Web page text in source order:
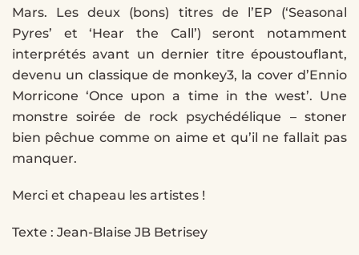
Mars. Les deux (bons) titres de l’EP (‘Seasonal
Pyres’ et ‘Hear the Call’) seront notamment
interprétés avant un dernier titre époustouflant,
devenu un classique de monkey3, la cover d’Ennio
Morricone ‘Once upon a time in the west’. Une
monstre soirée de rock psychédélique – stoner
bien pêchue comme on aime et qu’il ne fallait pas
manquer.
Merci et chapeau les artistes !
Texte : Jean-Blaise JB Betrisey